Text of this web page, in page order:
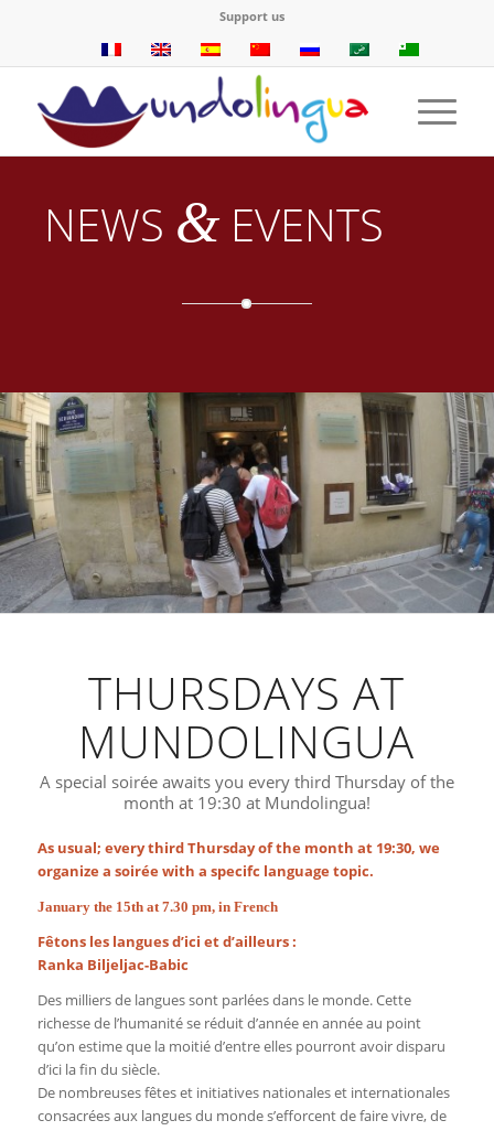
Support us
NEWS &EVENTS
THURSDAYS AT
MUNDOLINGUA
A special soirée awaits you every third Thursday of the
month at 19:30 at Mundolingua!
As usual; every third Thursday of the month at 19:30, we
organize a soirée with a specifc language topic.
January the 15th at 7.30 pm, in French
Fêtons les langues d’ici et d’ailleurs:
Ranka Biljeljac-Babic
Des milliers de langues sont parlées dans le monde. Cette
richesse de l’humanité se réduit d’année en année au point
qu’on estime que la moitié d’entre elles pourront avoir disparu
d’ici la fin du siècle.
De nombreuses fêtes et initiatives nationales et internationales
consacrées aux langues du monde s’efforcent de faire vivre, de